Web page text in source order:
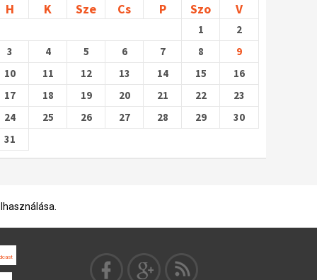
H K Sze Cs P Szo V
1
2
3
4 5 6 7 8
9
10
11 12 13 14 15
16
17
18 19 20 21 22
23
24
25 26 27 28 29
30
31